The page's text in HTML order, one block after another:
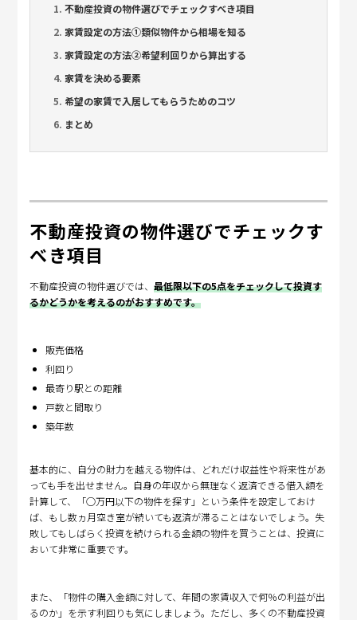
不動産投資の物件選びでチェックすべき項目
家賃設定の方法①類似物件から相場を知る
家賃設定の方法②希望利回りから算出する
家賃を決める要素
希望の家賃で入居してもらうためのコツ
まとめ
不動産投資の物件選びでチェックす
べき項目
不動産投資の物件選びでは、最低限以下の5点をチェックして投資す
るかどうかを考えるのがおすすめです。
販売価格
利回り
最寄り駅との距離
戸数と間取り
築年数
基本的に、自分の財力を越える物件は、どれだけ収益性や将来性があ
っても手を出せません。自身の年収から無理なく返済できる借入額を
計算して、「○万円以下の物件を探す」という条件を設定しておけ
ば、もし数ヵ月空き室が続いても返済が滞ることはないでしょう。失
敗してもしばらく投資を続けられる金額の物件を買うことは、投資に
おいて非常に重要です。
また、「物件の購入金額に対して、年間の家賃収入で何％の利益が出
るのか」を示す利回りも気にしましょう。ただし、多くの不動産投資